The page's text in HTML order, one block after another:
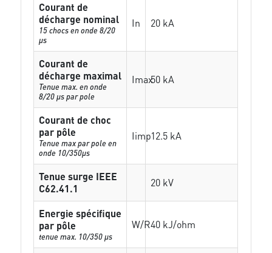
Courant de
décharge nominal
15 chocs en onde 8/20
µs
In 20 kA
Courant de
décharge maximal
Tenue max. en onde
8/20 µs par pole
Imax50 kA
Courant de choc
par pôle
Tenue max par pole en
onde 10/350µs
Iimp12.5 kA
Tenue surge IEEE
C62.41.1
20 kV
Energie spécifique
par pôle
tenue max. 10/350 µs
W/R40 kJ/ohm